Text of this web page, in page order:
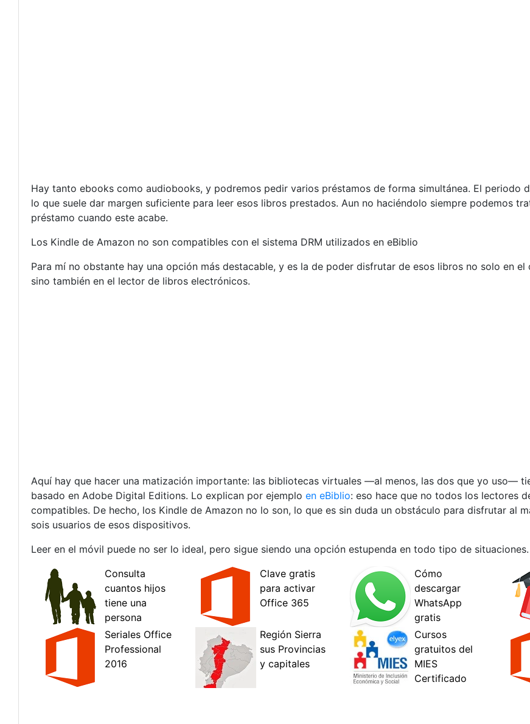
Hay tanto ebooks como audiobooks, y podremos pedir varios préstamos de forma simultánea. El periodo
lo que suele dar margen suficiente para leer esos libros prestados. Aun no haciéndolo siempre podemos
préstamo cuando este acabe.
Los Kindle de Amazon no son compatibles con el sistema DRM utilizados en eBiblio
Para mí no obstante hay una opción más destacable, y es la de poder disfrutar de esos libros no solo en el
sino también en el lector de libros electrónicos.
Aquí hay que hacer una matización importante: las bibliotecas virtuales —al menos, las dos que yo uso—
basado en Adobe Digital Editions. Lo explican por ejemplo en eBiblio: eso hace que no todos los lectores
compatibles. De hecho, los Kindle de Amazon no lo son, lo que es sin duda un obstáculo para disfrutar al
sois usuarios de esos dispositivos.
Leer en el móvil puede no ser lo ideal, pero sigue siendo una opción estupenda en todo tipo de situaciones.